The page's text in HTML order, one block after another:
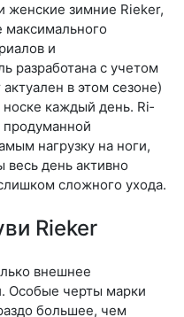
женские зимние Rieker,
максимального
и
разработана с учетом
в этом сезоне)
носке каждый день. Ri­
продуманной
нагрузку на ноги,
весь день активно
сложного ухода.
Rieker
внешнее
Особые черты марки
большее, чем